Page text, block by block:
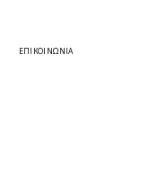
ΕΠΙΚΟΙΝΩΝΊΑ